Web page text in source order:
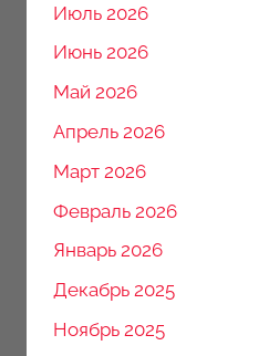
Июль 2026
Июнь 2026
Май 2026
Апрель 2026
Март 2026
Февраль 2026
Январь 2026
Декабрь 2025
Ноябрь 2025